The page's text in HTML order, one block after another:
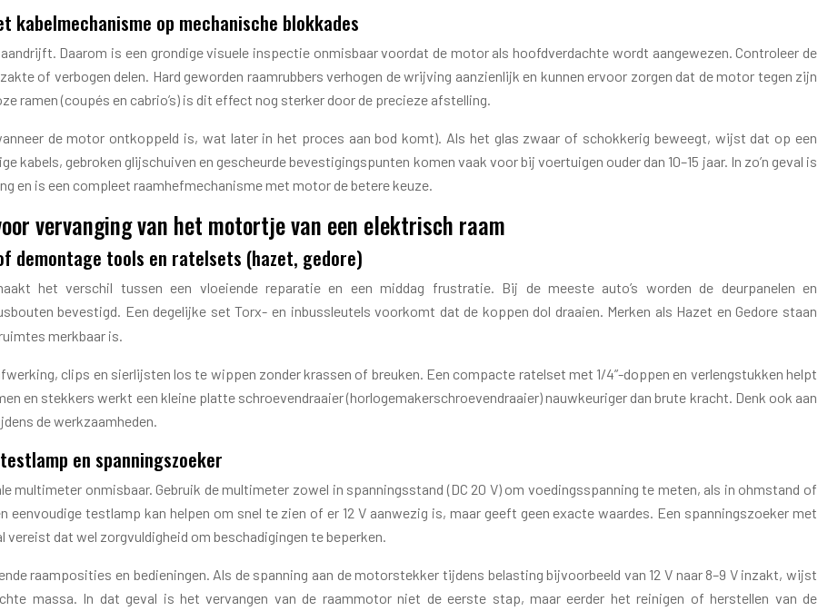
op mechanische blokkades
Daarom is een grondige visuele inspectie onmisbaar voordat de motor als hoofdverdachte wordt aangewezen. Controleer de
of verbogen delen. Hard geworden raamrubbers verhogen de wrijving aanzienlijk en kunnen ervoor zorgen dat de motor tegen zijn
ramen (coupés en cabrio’s) is dit effect nog sterker door de precieze afstelling.
de motor ontkoppeld is, wat later in het proces aan bod komt). Als het glas zwaar of schokkerig beweegt, wijst dat op een
gebroken glijschuiven en gescheurde bevestigingspunten komen vaak voor bij voertuigen ouder dan 10–15 jaar. In zo’n geval is
en is een compleet raamhefmechanisme met motor de betere keuze.
vervanging van het motortje van een elektrisch raam
demontage tools en ratelsets (hazet, gedore)
het verschil tussen een vloeiende reparatie en een middag frustratie. Bij de meeste auto’s worden de deurpanelen en
bevestigd. Een degelijke set Torx- en inbussleutels voorkomt dat de koppen dol draaien. Merken als Hazet en Gedore staan
merkbaar is.
clips en sierlijsten los te wippen zonder krassen of breuken. Een compacte ratelset met 1/4”-doppen en verlengstukken helpt
en stekkers werkt een kleine platte schroevendraaier (horlogemakerschroevendraaier) nauwkeuriger dan brute kracht. Denk ook aan
de werkzaamheden.
en spanningszoeker
multimeter onmisbaar. Gebruik de multimeter zowel in spanningsstand (DC 20 V) om voedingsspanning te meten, als in ohmstand of
testlamp kan helpen om snel te zien of er 12 V aanwezig is, maar geeft geen exacte waardes. Een spanningszoeker met
dat wel zorgvuldigheid om beschadigingen te beperken.
raamposities en bedieningen. Als de spanning aan de motorstekker tijdens belasting bijvoorbeeld van 12 V naar 8–9 V inzakt, wijst
massa. In dat geval is het vervangen van de raammotor niet de eerste stap, maar eerder het reinigen of herstellen van de